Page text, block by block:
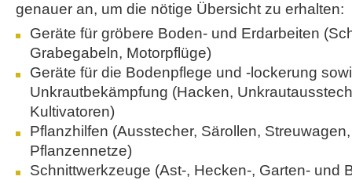
genauer an, um die nötige Übersicht zu erhalten:
Geräte für gröbere Boden- und Erdarbeiten
Grabegabeln, Motorpflüge)
Geräte für die Bodenpflege und -lockerung
Unkrautbekämpfung (Hacken,
Kultivatoren)
Pflanzhilfen (Ausstecher, Särollen,
Pflanzennetze)
Schnittwerkzeuge (Ast-, Hecken-, Garten- und